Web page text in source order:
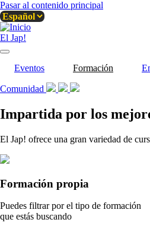
Pasar al contenido principal
El Jap!
Eventos Formación
Comunidad
Impartida por los
El Jap! ofrece una gran variedad de
Formación propia
Puedes filtrar por el tipo de formación
que estás buscando